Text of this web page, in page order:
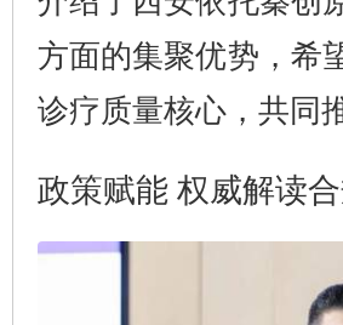
方面的集聚优势，希
诊疗质量核心，共同
政策赋能 权威解读